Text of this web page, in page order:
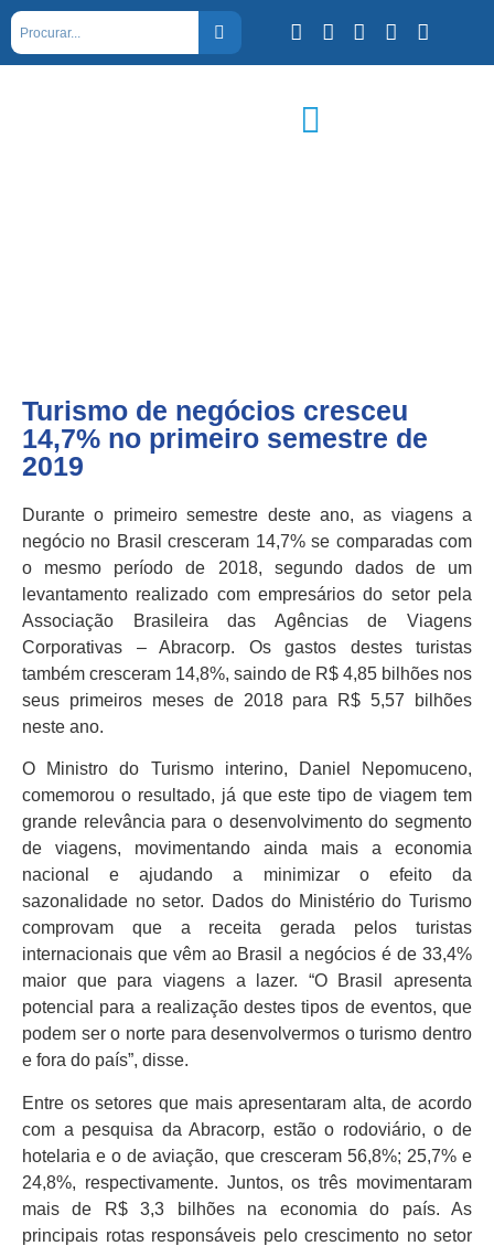
Turismo de negócios cresceu
14,7% no primeiro semestre de
2019
Durante o primeiro semestre deste ano, as viagens a
negócio no Brasil cresceram 14,7% se comparadas com
o mesmo período de 2018, segundo dados de um
levantamento realizado com empresários do setor pela
Associação Brasileira das Agências de Viagens
Corporativas – Abracorp. Os gastos destes turistas
também cresceram 14,8%, saindo de R$ 4,85 bilhões nos
seus primeiros meses de 2018 para R$ 5,57 bilhões
neste ano.
O Ministro do Turismo interino, Daniel Nepomuceno,
comemorou o resultado, já que este tipo de viagem tem
grande relevância para o desenvolvimento do segmento
de viagens, movimentando ainda mais a economia
nacional e ajudando a minimizar o efeito da
sazonalidade no setor. Dados do Ministério do Turismo
comprovam que a receita gerada pelos turistas
internacionais que vêm ao Brasil a negócios é de 33,4%
maior que para viagens a lazer. “O Brasil apresenta
potencial para a realização destes tipos de eventos, que
podem ser o norte para desenvolvermos o turismo dentro
e fora do país”, disse.
Entre os setores que mais apresentaram alta, de acordo
com a pesquisa da Abracorp, estão o rodoviário, o de
hotelaria e o de aviação, que cresceram 56,8%; 25,7% e
24,8%, respectivamente. Juntos, os três movimentaram
mais de R$ 3,3 bilhões na economia do país. As
principais rotas responsáveis pelo crescimento no setor